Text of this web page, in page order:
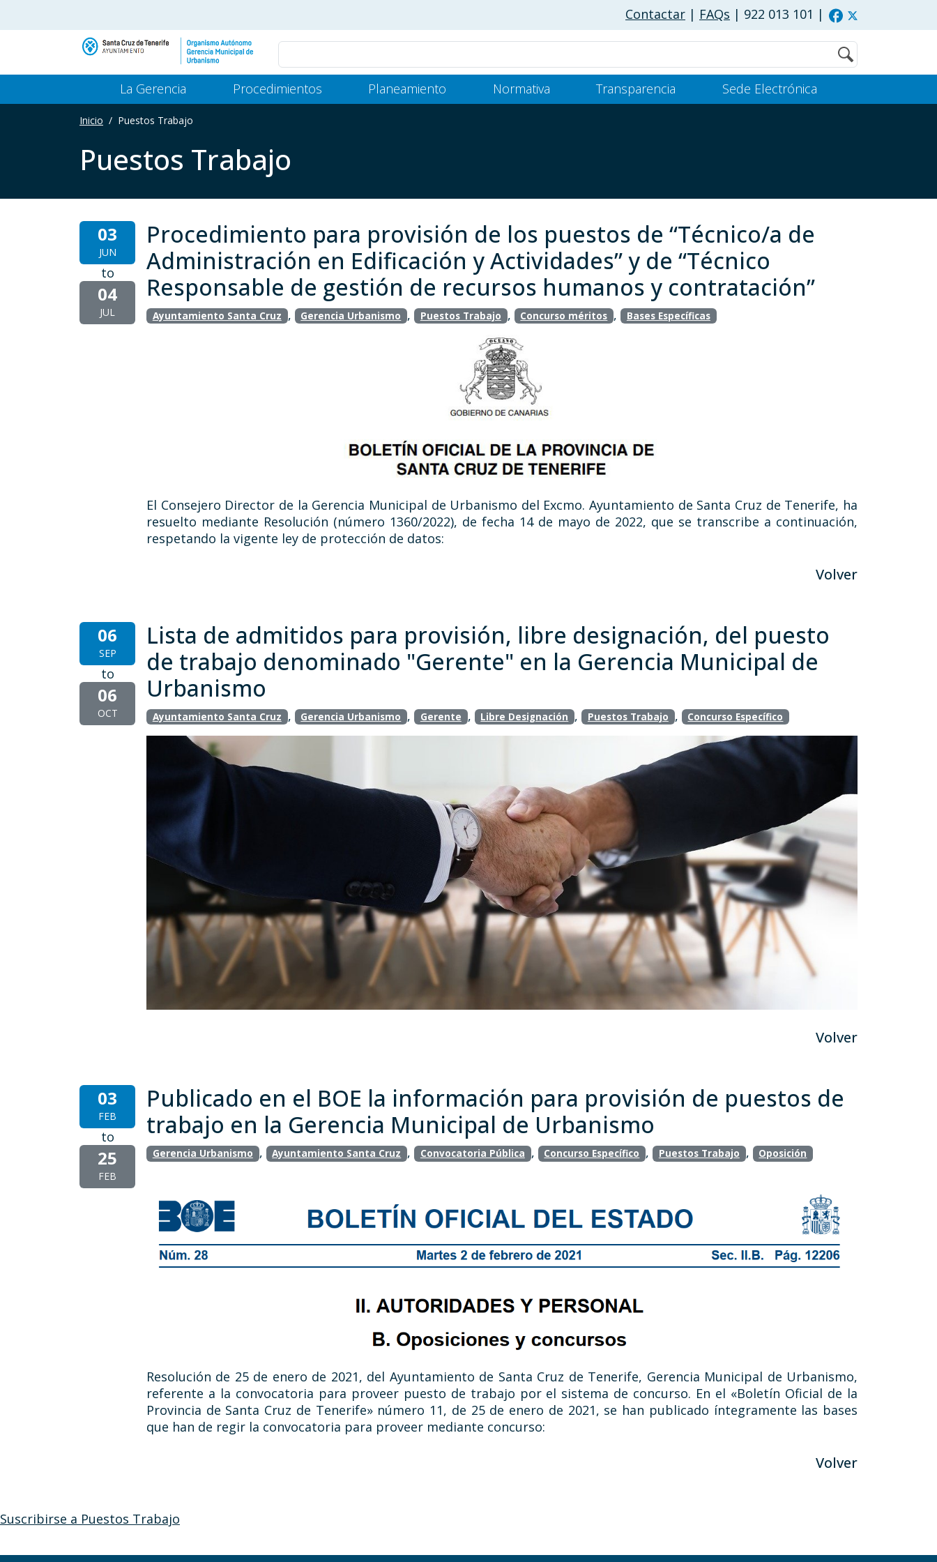
Contactar | FAQs | 922 013 101 |
Buscar
Main Menu Gerencia
La Gerencia Procedimientos Planeamiento Normativa Transparencia Sede Electrónica
Inicio Puestos Trabajo
Puestos Trabajo
03
JUN
to
04
JUL
Procedimiento para provisión de los puestos de “Técnico/a de
Administración en Edificación y Actividades” y de “Técnico
Responsable de gestión de recursos humanos y contratación”
Ayuntamiento Santa Cruz , Gerencia Urbanismo , Puestos Trabajo , Concurso méritos , Bases Específicas
El Consejero Director de la Gerencia Municipal de Urbanismo del Excmo. Ayuntamiento de Santa Cruz de Tenerife, ha
resuelto mediante Resolución (número 1360/2022), de fecha 14 de mayo de 2022, que se transcribe a continuación,
respetando la vigente ley de protección de datos:
Volver
06
SEP
to
06
OCT
Lista de admitidos para provisión, libre designación, del puesto
de trabajo denominado "Gerente" en la Gerencia Municipal de
Urbanismo
Ayuntamiento Santa Cruz , Gerencia Urbanismo , Gerente , Libre Designación , Puestos Trabajo , Concurso Específico
Volver
03
FEB
to
25
FEB
Publicado en el BOE la información para provisión de puestos de
trabajo en la Gerencia Municipal de Urbanismo
Gerencia Urbanismo , Ayuntamiento Santa Cruz , Convocatoria Pública , Concurso Específico , Puestos Trabajo , Oposición
Resolución de 25 de enero de 2021, del Ayuntamiento de Santa Cruz de Tenerife, Gerencia Municipal de Urbanismo,
referente a la convocatoria para proveer puesto de trabajo por el sistema de concurso. En el «Boletín Oficial de la
Provincia de Santa Cruz de Tenerife» número 11, de 25 de enero de 2021, se han publicado íntegramente las bases
que han de regir la convocatoria para proveer mediante concurso:
Volver
Suscribirse a Puestos Trabajo